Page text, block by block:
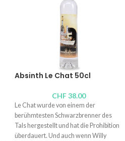
Absinth Le Chat 50cl
CHF38.00
Le Chat wurde von einem der
berühmtesten Schwarzbrenner des
Tals hergestellt und hat die Prohibition
überdauert. Und auch wenn Willy